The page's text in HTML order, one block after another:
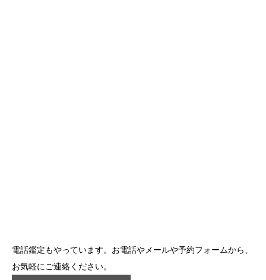
電話鑑定もやっています。お電話やメールや予約フォームから、
お気軽にご連絡ください。